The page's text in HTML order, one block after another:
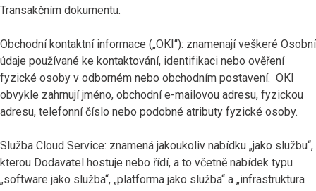
Transakčním dokumentu.
Obchodní kontaktní informace („OKI“): znamenají veškeré Osobní
údaje používané ke kontaktování, identifikaci nebo ověření
fyzické osoby v odborném nebo obchodním postavení. OKI
obvykle zahrnují jméno, obchodní e-mailovou adresu, fyzickou
adresu, telefonní číslo nebo podobné atributy fyzické osoby.
Služba Cloud Service: znamená jakoukoliv nabídku „jako službu“,
kterou Dodavatel hostuje nebo řídí, a to včetně nabídek typu
„software jako služba“, „platforma jako služba“ a „infrastruktura